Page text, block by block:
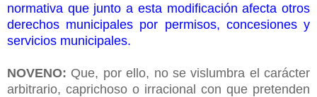
normativa que junto a esta modificación afecta otros
derechos municipales por permisos, concesiones y
servicios municipales.
NOVENO: Que, por ello, no se vislumbra el carácter
arbitrario, caprichoso o irracional con que pretenden